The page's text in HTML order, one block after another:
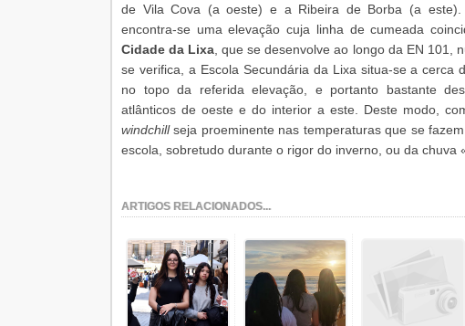
de Vila Cova (a oeste) e a Ribeira de Borba (a este).
encontra-se uma elevação cuja linha de cumeada
Cidade da Lixa , que se desenvolve ao longo da EN 101,
se verifica, a Escola Secundária da Lixa situa-se a cerca
no topo da referida elevação, e portanto bastante
atlânticos de oeste e do interior a este. Deste modo,
windchillseja proeminente nas temperaturas que se
escola, sobretudo durante o rigor do inverno, ou da chuva
ARTIGOS RELACIONADOS...